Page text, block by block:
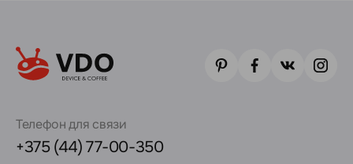
Телефон для связи
+375 (44) 77-00-350